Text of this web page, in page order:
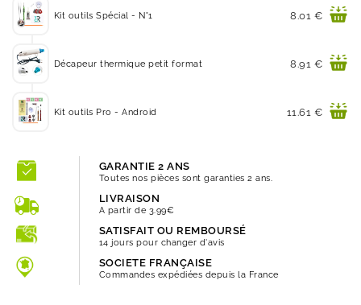
Kit outils Spécial - N°1 Prix
8.01 €
Décapeur thermique petit format Prix
8.91 €
Kit outils Pro - Android Prix
11.61 €
GARANTIE 2 ANS
Toutes nos pièces sont garanties 2 ans.
LIVRAISON
A partir de 3.99€
SATISFAIT OU REMBOURSÉ
14 jours pour changer d'avis
SOCIETE FRANÇAISE
Commandes expédiées depuis la France